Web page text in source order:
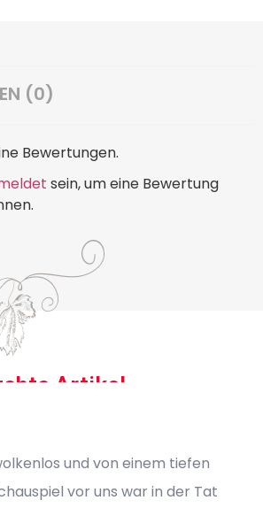
(0)
Bewertungen.
sein, um eine Bewertung
Artikel
und von einem tiefen
vor uns war in der Tat